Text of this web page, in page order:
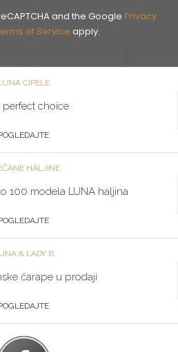
and the Google Privacy
of Service apply.
CIPELE
perfect choice
HALJINE
100 modela LUNA haljina
& LADY B
čarape u prodaji